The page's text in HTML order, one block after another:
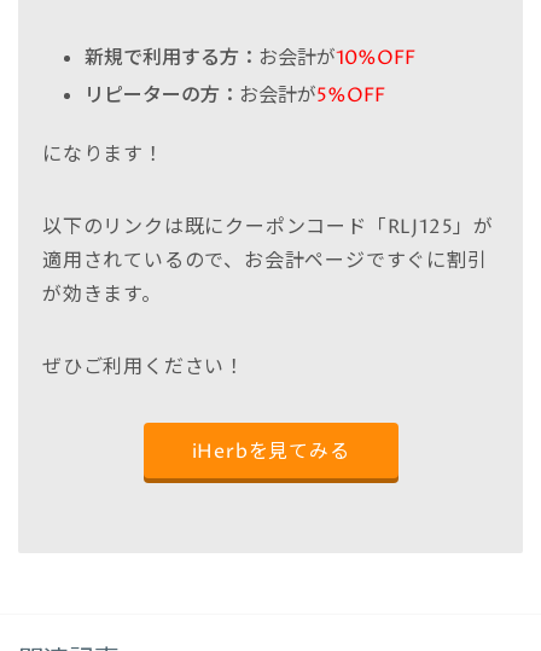
新規で利用する方： お会計が10%OFF
リピーターの方： お会計が5%OFF
になります！
以下のリンクは既にクーポンコード「RLJ125」が
適用されているので、お会計ページですぐに割引
が効きます。
ぜひご利用ください！
iHerbを見てみる